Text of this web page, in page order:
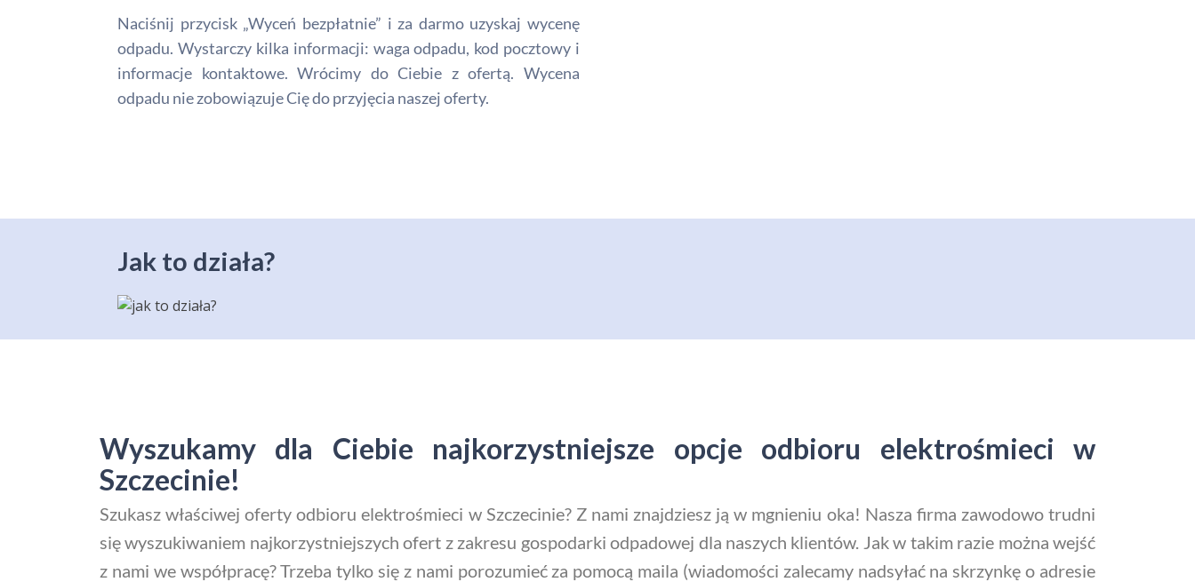
Naciśnij przycisk „Wyceń bezpłatnie” i za darmo uzyskaj wycenę
odpadu. Wystarczy kilka informacji: waga odpadu, kod pocztowy i
informacje kontaktowe. Wrócimy do Ciebie z ofertą. Wycena
odpadu nie zobowiązuje Cię do przyjęcia naszej oferty.
Jak to działa?
Wyszukamy dla Ciebie najkorzystniejsze opcje odbioru elektrośmieci w
Szczecinie!
Szukasz właściwej oferty odbioru elektrośmieci w Szczecinie? Z nami znajdziesz ją w mgnieniu oka! Nasza firma zawodowo trudni
się wyszukiwaniem najkorzystniejszych ofert z zakresu gospodarki odpadowej dla naszych klientów. Jak w takim razie można wejść
z nami we współpracę? Trzeba tylko się z nami porozumieć za pomocą maila (wiadomości zalecamy nadsyłać na skrzynkę o adresie